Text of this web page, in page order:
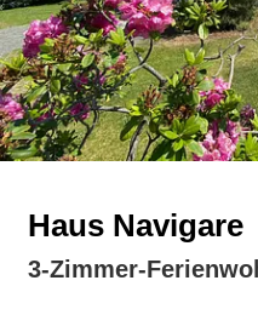
Haus Navigare
3-Zimmer-